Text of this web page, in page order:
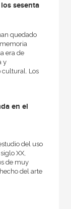
sesenta
quedado
era de
y
Los
en el
del uso
XX,
de muy
del arte